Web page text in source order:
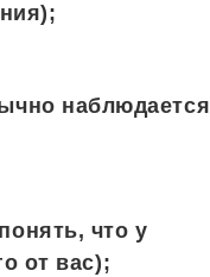
наблюдается
что у
от вас);